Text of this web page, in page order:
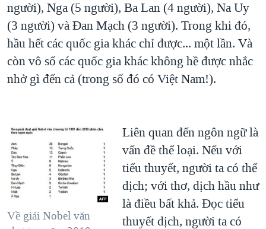
người), Nga (5 người), Ba Lan (4 người), Na Uy
(3 người) và Đan Mạch (3 người). Trong khi đó,
hầu hết các quốc gia khác chỉ được... một lần. Và
còn vô số các quốc gia khác không hề được nhắc
nhở gì đến cả (trong số đó có Việt Nam!).
Về giải Nobel văn
Liên quan đến ngôn ngữ là
vấn đề thể loại. Nếu với
tiểu thuyết, người ta có thể
dịch; với thơ, dịch hầu như
là điều bất khả. Đọc tiểu
thuyết dịch, người ta có